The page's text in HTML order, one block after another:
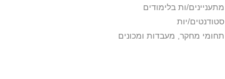
מתעניינים/ות בלימודים
סטודנטים/יות
תחומי מחקר, מעבדות ומכונים